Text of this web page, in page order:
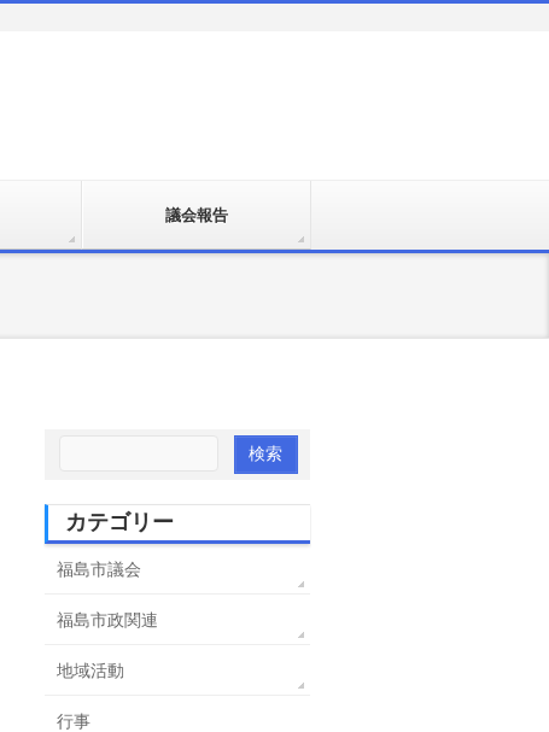
議会報告
カテゴリー
福島市議会
福島市政関連
地域活動
行事